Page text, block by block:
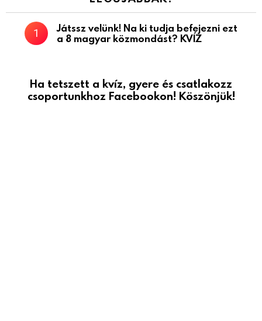
Játssz velünk! Na ki tudja befejezni ezt
a 8 magyar közmondást? KVÍZ
Ha tetszett a kvíz, gyere és csatlakozz
csoportunkhoz Facebookon! Köszönjük!